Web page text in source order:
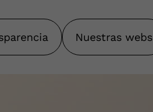
Nuestras webs